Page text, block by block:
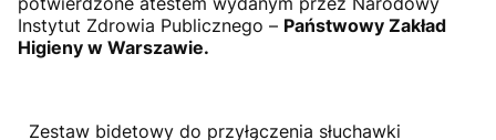
Instytut Zdrowia Publicznego – Państwowy Zakład
Higieny w Warszawie.
Zestaw bidetowy do przyłączenia słuchawki